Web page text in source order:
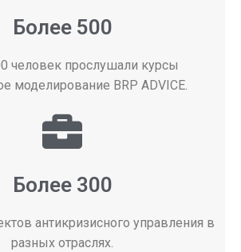
Более 500
человек прослушали курсы
моделирование BRP ADVICE.
Более 300
антикризисного управления в
разных отраслях.